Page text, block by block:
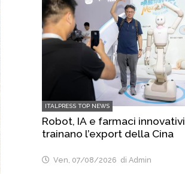
ITALPRESS TOP NEWS
Robot, IA e farmaci innovativi
trainano l’export della Cina
Ven, 07/08/2026 di Admin